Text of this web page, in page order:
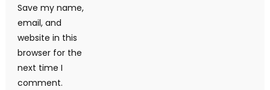
Save my name,
email, and
website in this
browser for the
next time I
comment.